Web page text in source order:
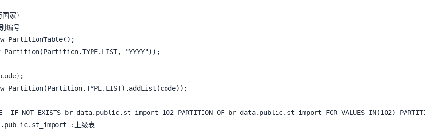
国家)
编号
PartitionTable();
Partition(Partition.TYPE.LIST, "YYYY"));
Partition(Partition.TYPE.LIST).addList(code));
IF NOT EXISTS br_data.public.st_import_102 PARTITION OF br_data.public.st_import FOR VALUES IN(102)
:上级表